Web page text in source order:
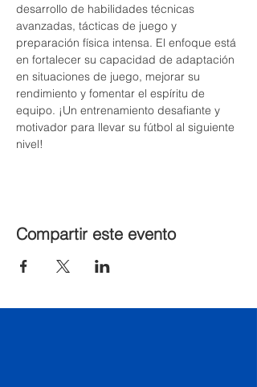
desarrollo de habilidades técnicas
avanzadas, tácticas de juego y
preparación física intensa. El enfoque está
en fortalecer su capacidad de adaptación
en situaciones de juego, mejorar su
rendimiento y fomentar el espíritu de
equipo. ¡Un entrenamiento desafiante y
motivador para llevar su fútbol al siguiente
nivel!
Compartir este evento